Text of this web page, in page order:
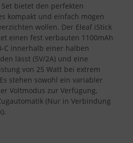
bietet den perfekten
kompakt und einfach mögen
wollen. Der Eleaf iStick
einen fest verbauten 1100mAh
C innerhalb einer halben
lässt (5V/2A) und eine
von 25 Watt bei extrem
stehen sowohl ein variabler
Voltmodus zur Verfügung,
(Nur in Verbindung